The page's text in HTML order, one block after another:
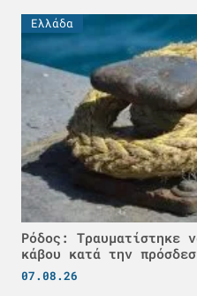
Ελλάδα
Ρόδος: Τραυματίστηκε
κάβου κατά την
07.08.26